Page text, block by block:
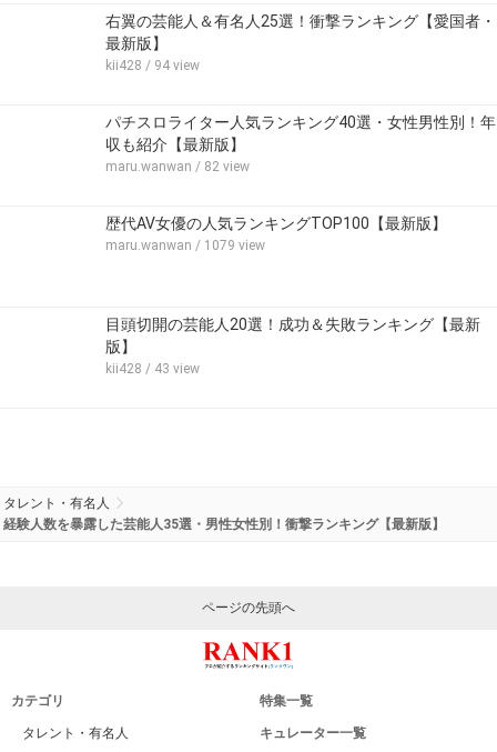
右翼の芸能人＆有名人25選！衝撃ランキング【愛国者・
最新版】
kii428 / 94 view
パチスロライター人気ランキング40選・女性男性別！年
収も紹介【最新版】
maru.wanwan / 82 view
歴代AV女優の人気ランキングTOP100【最新版】
maru.wanwan / 1079 view
目頭切開の芸能人20選！成功＆失敗ランキング【最新
版】
kii428 / 43 view
タレント・有名人
経験人数を暴露した芸能人35選・男性女性別！衝撃ランキング【最新版】
ページの先頭へ
カテゴリ
タレント・有名人
特集一覧
キュレーター一覧